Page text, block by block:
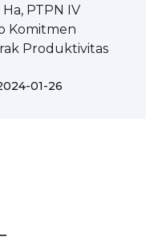
PTPN IV
Komitmen
Produktivitas
01-26